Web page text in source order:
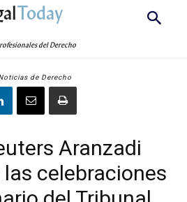
Today
del Derecho
de Derecho
Aranzadi
celebraciones